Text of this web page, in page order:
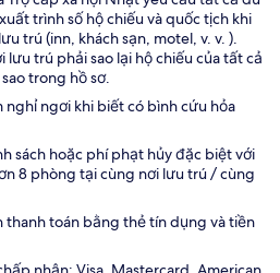
trình số hộ chiếu và quốc tịch khi
trú (inn, khách sạn, motel, v. v. ).
lưu trú phải sao lại hộ chiếu của tất cả
trong hồ sơ.
nghỉ ngơi khi biết có bình cứu hỏa
sách hoặc phí phạt hủy đặc biệt với
8 phòng tại cùng nơi lưu trú / cùng
thanh toán bằng thẻ tín dụng và tiền